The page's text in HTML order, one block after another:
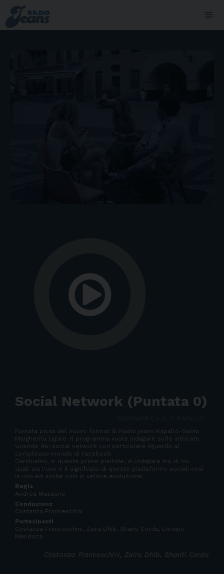
Social Network (Puntata 0)
Puntata piota del nuovo format di Radio jeans Rapallo-Santa
Margherita Ligure. Il programma vuole indagare sulle intricate
vicende dei social network con particolare riguardo al
complesso mondo di Facebook.
Cerchiamo, in queste prime puntate, di indagare tra di noi
quali sia l'uso e il signifcato di queste piattaforme sociali così
in uso ed anche così in veloce evoluzione.
Regia
Andrea Massone
Conduzione
Costanza Franceschini
Partecipanti
Costanza Franceschini, Zaira Dhib, Shanti Corda, Enrique
Mendoza
Costanza Franceschini, Zaira Dhib, Shanti Corda